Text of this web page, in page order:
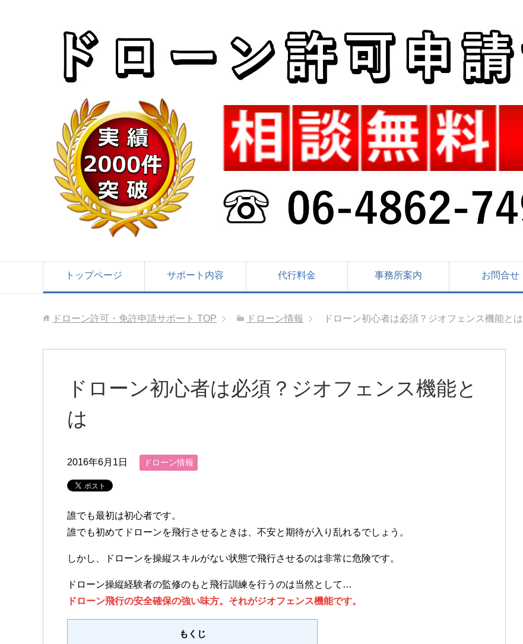
トップページ サポート内容 代行料金 事務所案内 お問合せ
ドローン許可・免許申請サポート TOP ドローン情報 ドローン初心者は必須？ジオフェンス機能とは
ドローン初心者は必須？ジオフェンス機能と
は
2016年6月1日 ドローン情報
誰でも最初は初心者です。
誰でも初めてドローンを飛行させるときは、不安と期待が入り乱れるでしょう。
しかし、ドローンを操縦スキルがない状態で飛行させるのは非常に危険です。
ドローン操縦経験者の監修のもと飛行訓練を行うのは当然として…
ドローン飛行の安全確保の強い味方。それがジオフェンス機能です。
もくじ